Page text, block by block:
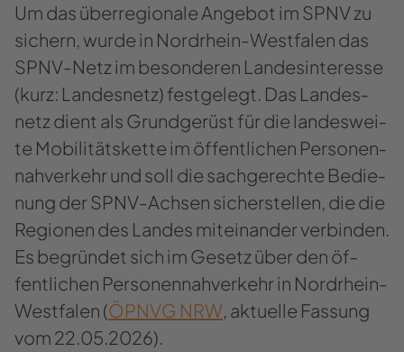
Um das über­re­gio­na­le An­ge­bot im SPNV zu
si­chern, wurde in Nordrhein-​Westfalen das
SPNV-​Netz im be­son­de­ren Lan­des­in­ter­es­se
(kurz: Lan­des­netz) fest­ge­legt. Das Lan­des­
netz dient als Grund­ge­rüst für die lan­des­wei­
te Mo­bi­li­täts­ket­te im öf­fent­li­chen Per­so­nen­
nah­ver­kehr und soll die sach­ge­rech­te Be­die­
nung der SPNV-​Achsen si­cher­stel­len, die die
Re­gio­nen des Lan­des mit­ein­an­der ver­bin­den.
Es be­grün­det sich im Ge­setz über den öf­
fent­li­chen Per­so­nen­nah­ver­kehr in Nordrhein-​
Westfalen (ÖPNVG NRW, ak­tu­el­le Fas­sung
vom 22.05.2026).